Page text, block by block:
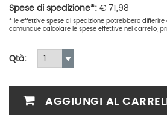
Spese di spedizione*:€71,98
* le effettive spese di spedizione potrebbero
comunque calcolare le spese effettive nel carrello,
Qtà:
AGGIUNGI AL